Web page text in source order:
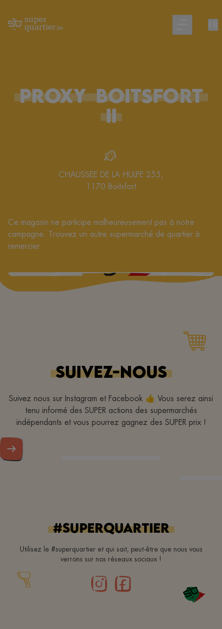
Open main
PROXY BOITSFORT
II
CHAUSSEE DE LA HULPE 255,
1170 Boitsfort
Ce magasin ne participe malheureusement pas à notre
campagne. Trouvez un autre supermarché de quartier à
remercier.
SUIVEZ-NOUS
Suivez nous sur Instagram et Facebook 👍 Vous serez ainsi
tenu informé des SUPER actions des supermarchés
indépendants et vous pourrez gagnez des SUPER prix !
#superquartier
Utilisez le #superquartier et qui sait, peut-être que nous vous
verrons sur nos réseaux sociaux !